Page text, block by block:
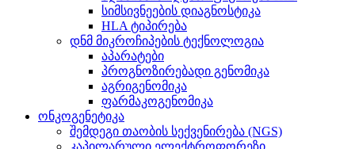
სიმსივნეების დიაგნოსტიკა
HLA ტიპირება
დნმ მიკროჩიპების ტექნოლოგია
აპარატები
პროგნოზირებადი გენომიკა
აგრიგენომიკა
ფარმაკოგენომიკა
ონკოგენეტიკა
შემდეგი თაობის სექვენირება (NGS)
კაპილარული ელექტროფორეზი